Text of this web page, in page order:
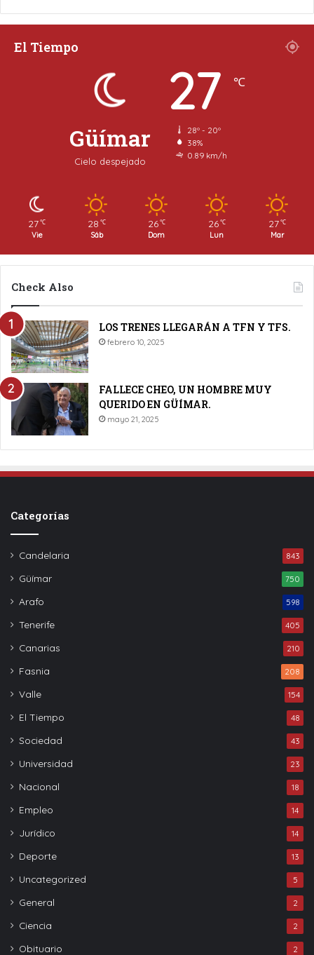
El Tiempo
Güímar
Cielo despejado
27 ℃
28º - 20º
38%
0.89 km/h
27 ℃
Vie
28 ℃
Sáb
26 ℃
Dom
26 ℃
Lun
27 ℃
Mar
Check Also
LOS TRENES LLEGARÁN A TFN Y TFS.
febrero 10, 2025
FALLECE CHEO, UN HOMBRE MUY
QUERIDO EN GÜÍMAR.
mayo 21, 2025
Categorías
Candelaria 843
Güímar 750
Arafo 598
Tenerife 405
Canarias 210
Fasnia 208
Valle 154
El Tiempo 48
Sociedad 43
Universidad 23
Nacional 18
Empleo 14
Jurídico 14
Deporte 13
Uncategorized 5
General 2
Ciencia 2
Obituario 2